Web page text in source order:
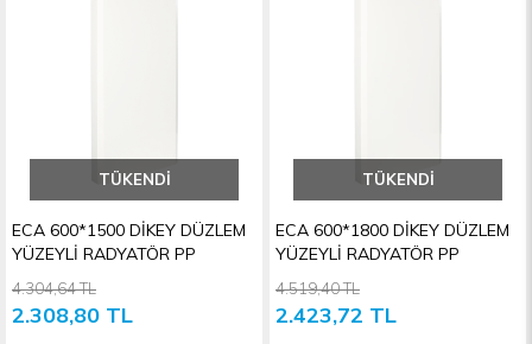
TÜKENDI
ECA 600*1500 DİKEY DÜZLEM
YÜZEYLİ RADYATÖR PP
2.308,80 TL
4.304,64 TL
TÜKENDI
ECA 600*1800 DİKEY DÜZLEM
YÜZEYLİ RADYATÖR PP
2.423,72 TL
4.519,40 TL